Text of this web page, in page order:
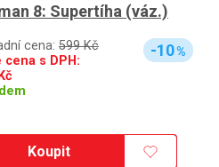
8: Supertíha (váz.)
cena: 599 Kč
cena s DPH:
Kč
-10%
Koupit